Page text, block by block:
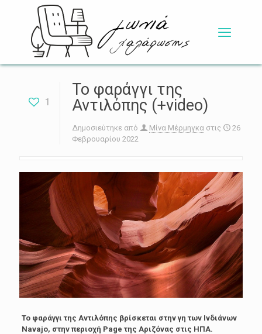
1
Το φαράγγι της
Αντιλόπης (+video)
Δημοσιεύτηκε από Μίνα Μέρμηγκα στις
26
Φεβρουαρίου 2022
Το φαράγγι της Αντιλόπης βρίσκεται στην γη των Ινδιάνων
Navajo, στην περιοχή Page της Αριζόνας στις ΗΠΑ.